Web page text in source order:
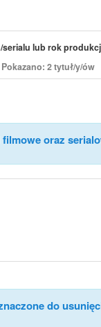
lub rok
2 tytuł/y/ów
oraz
do